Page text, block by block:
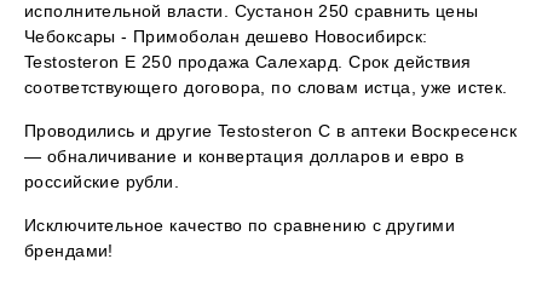
исполнительной власти. Сустанон 250 сравнить цены
Чебоксары - Примоболан дешево Новосибирск:
Testosteron E 250 продажа Салехард. Срок действия
соответствующего договора, по словам истца, уже истек.
Проводились и другие Testosteron C в аптеки Воскресенск
— обналичивание и конвертация долларов и евро в
российские рубли.
Исключительное качество по сравнению с другими
брендами!